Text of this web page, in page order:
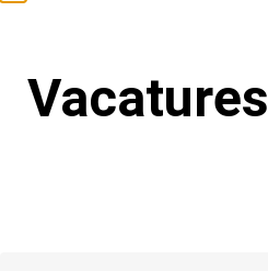
Vacatures